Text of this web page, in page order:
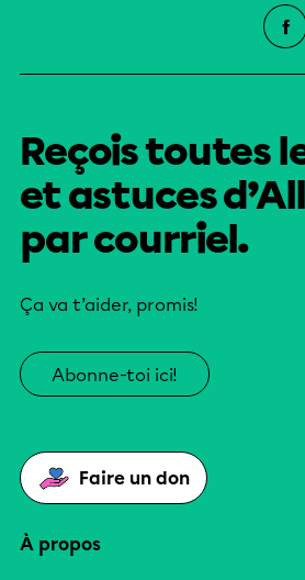
Reçois toutes
et astuces
par courriel.
Ça va t’aider, promis!
Abonne-toi ici!
Faire un don
À propos